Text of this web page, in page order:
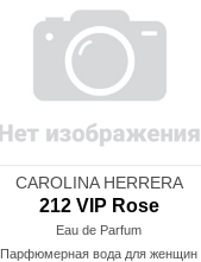
CAROLINA HERRERA
212 VIP Rose
Eau de Parfum
Парфюмерная вода для женщин